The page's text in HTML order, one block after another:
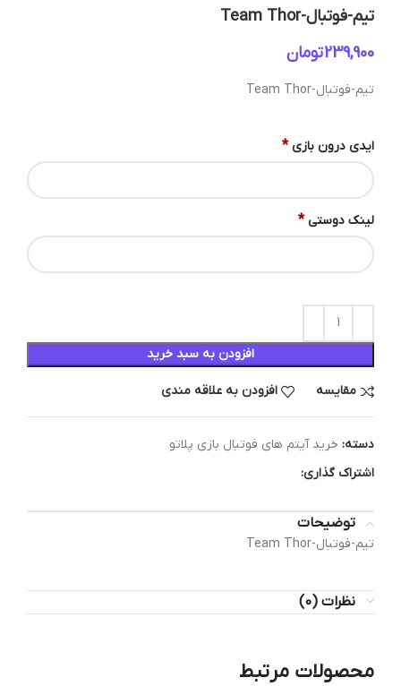
تیم-فوتبال-Team Thor
تومان
تیم-فوتبال-Team Thor
ایدی درون بازی *
لینک دوستی *
افزودن به سبد خرید
مقایسه افزودن به علاقه مندی
دسته: خرید آیتم های فوتبال بازی پلاتو
اشتراک گذاری:
توضیحات
تیم-فوتبال-Team Thor
نظرات (0)
محصولات مرتبط